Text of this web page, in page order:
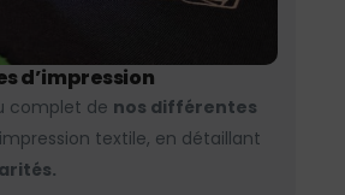
d’impression
complet de nos différentes
textile, en détaillant